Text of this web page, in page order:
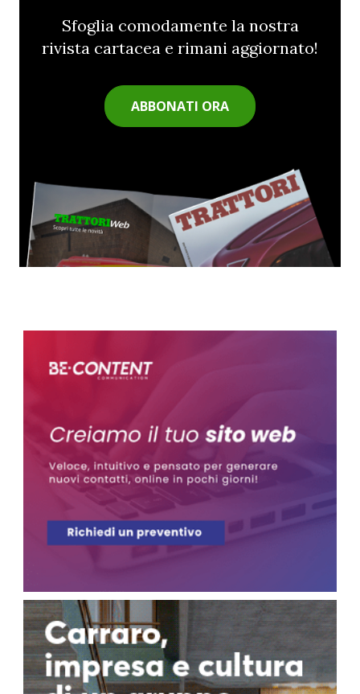
Sfoglia comodamente la nostra
rivista cartacea e rimani aggiornato!
ABBONATI ORA